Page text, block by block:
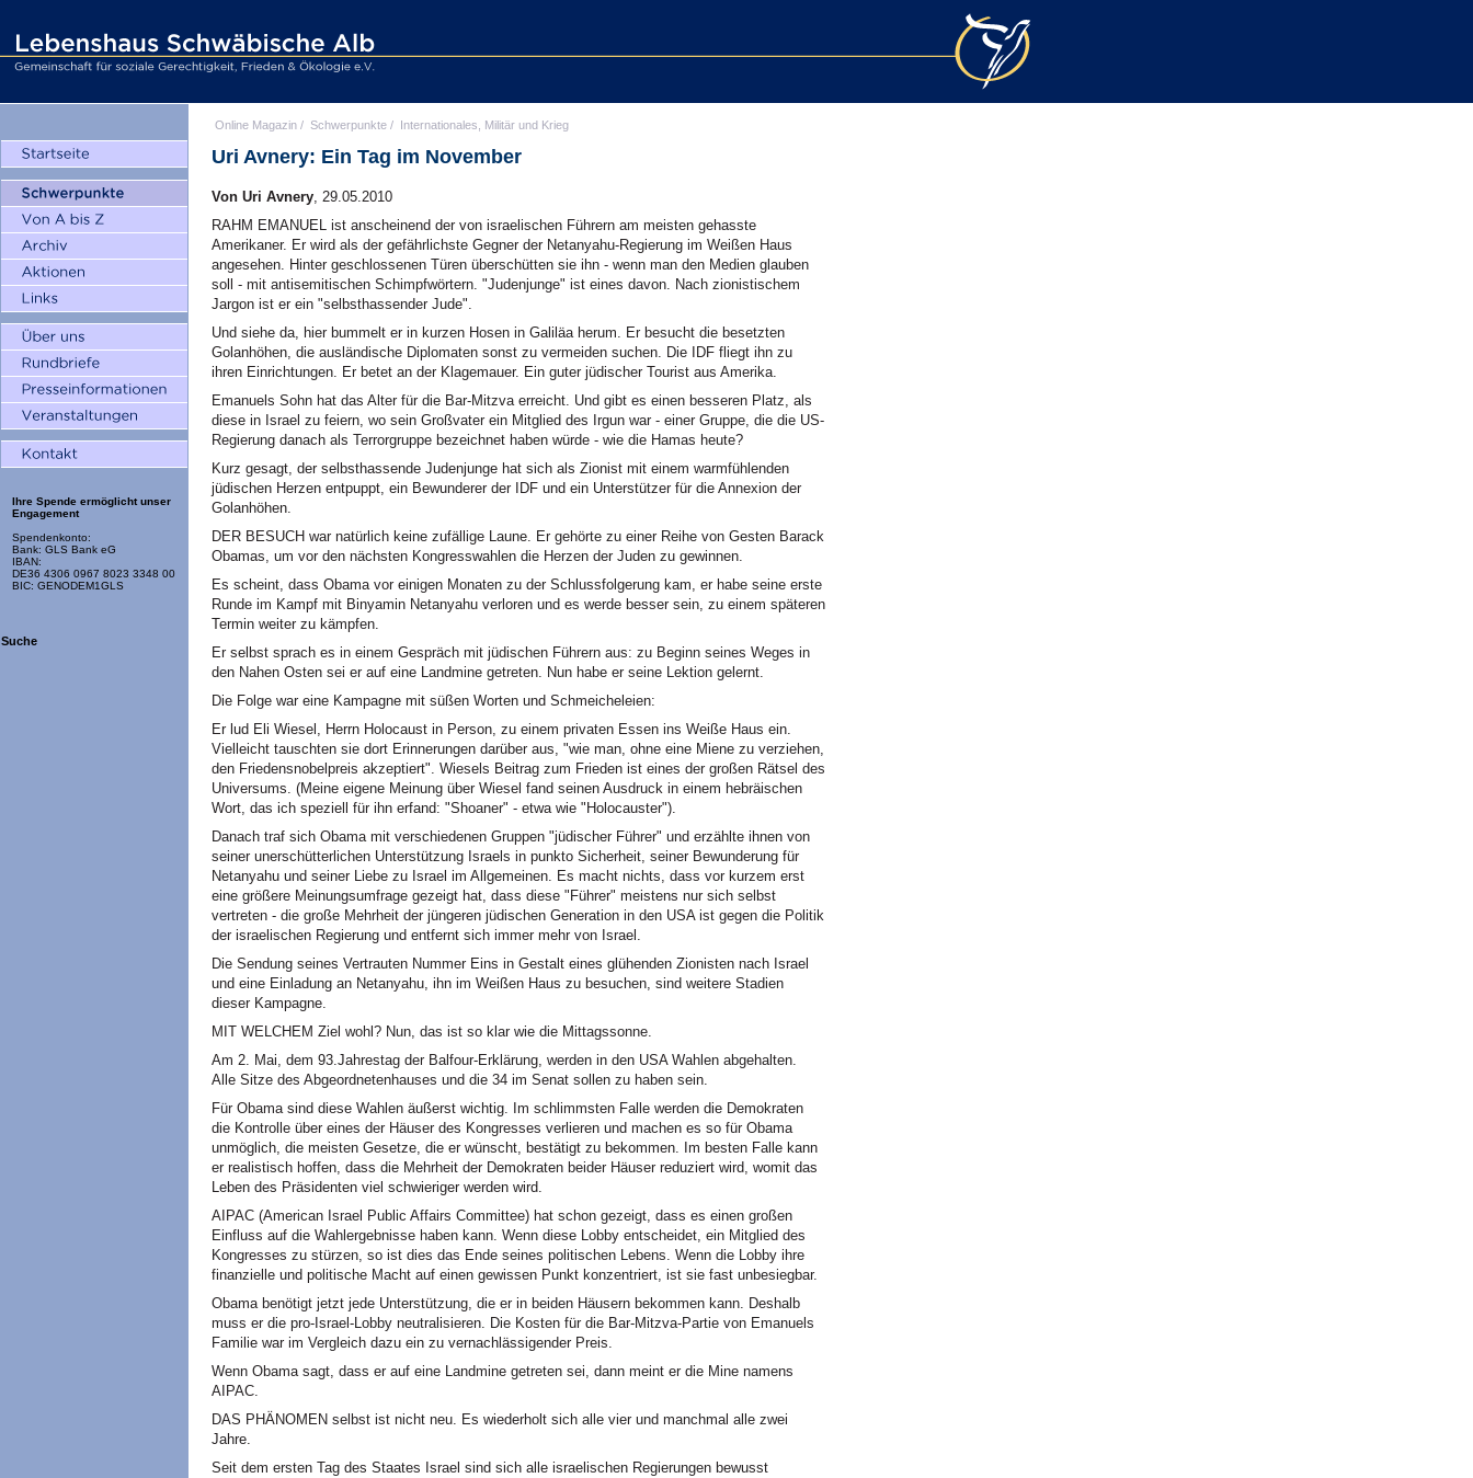
Ihre Spende ermöglicht unser
Engagement
Spendenkonto:
Bank: GLS Bank eG
IBAN:
DE36 4306 0967 8023 3348 00
BIC: GENODEM1GLS
Suche
Online Magazin / Schwerpunkte / Internationales, Militär und Krieg
Uri Avnery: Ein Tag im November
Von Uri Avnery, 29.05.2010
RAHM EMANUEL ist anscheinend der von israelischen Führern am meisten gehasste
Amerikaner. Er wird als der gefährlichste Gegner der Netanyahu-Regierung im Weißen Haus
angesehen. Hinter geschlossenen Türen überschütten sie ihn - wenn man den Medien glauben
soll - mit antisemitischen Schimpfwörtern. "Judenjunge" ist eines davon. Nach zionistischem
Jargon ist er ein "selbsthassender Jude".
Und siehe da, hier bummelt er in kurzen Hosen in Galiläa herum. Er besucht die besetzten
Golanhöhen, die ausländische Diplomaten sonst zu vermeiden suchen. Die IDF fliegt ihn zu
ihren Einrichtungen. Er betet an der Klagemauer. Ein guter jüdischer Tourist aus Amerika.
Emanuels Sohn hat das Alter für die Bar-Mitzva erreicht. Und gibt es einen besseren Platz, als
diese in Israel zu feiern, wo sein Großvater ein Mitglied des Irgun war - einer Gruppe, die die US-
Regierung danach als Terrorgruppe bezeichnet haben würde - wie die Hamas heute?
Kurz gesagt, der selbsthassende Judenjunge hat sich als Zionist mit einem warmfühlenden
jüdischen Herzen entpuppt, ein Bewunderer der IDF und ein Unterstützer für die Annexion der
Golanhöhen.
DER BESUCH war natürlich keine zufällige Laune. Er gehörte zu einer Reihe von Gesten Barack
Obamas, um vor den nächsten Kongresswahlen die Herzen der Juden zu gewinnen.
Es scheint, dass Obama vor einigen Monaten zu der Schlussfolgerung kam, er habe seine erste
Runde im Kampf mit Binyamin Netanyahu verloren und es werde besser sein, zu einem späteren
Termin weiter zu kämpfen.
Er selbst sprach es in einem Gespräch mit jüdischen Führern aus: zu Beginn seines Weges in
den Nahen Osten sei er auf eine Landmine getreten. Nun habe er seine Lektion gelernt.
Die Folge war eine Kampagne mit süßen Worten und Schmeicheleien:
Er lud Eli Wiesel, Herrn Holocaust in Person, zu einem privaten Essen ins Weiße Haus ein.
Vielleicht tauschten sie dort Erinnerungen darüber aus, "wie man, ohne eine Miene zu verziehen,
den Friedensnobelpreis akzeptiert". Wiesels Beitrag zum Frieden ist eines der großen Rätsel des
Universums. (Meine eigene Meinung über Wiesel fand seinen Ausdruck in einem hebräischen
Wort, das ich speziell für ihn erfand: "Shoaner" - etwa wie "Holocauster").
Danach traf sich Obama mit verschiedenen Gruppen "jüdischer Führer" und erzählte ihnen von
seiner unerschütterlichen Unterstützung Israels in punkto Sicherheit, seiner Bewunderung für
Netanyahu und seiner Liebe zu Israel im Allgemeinen. Es macht nichts, dass vor kurzem erst
eine größere Meinungsumfrage gezeigt hat, dass diese "Führer" meistens nur sich selbst
vertreten - die große Mehrheit der jüngeren jüdischen Generation in den USA ist gegen die Politik
der israelischen Regierung und entfernt sich immer mehr von Israel.
Die Sendung seines Vertrauten Nummer Eins in Gestalt eines glühenden Zionisten nach Israel
und eine Einladung an Netanyahu, ihn im Weißen Haus zu besuchen, sind weitere Stadien
dieser Kampagne.
MIT WELCHEM Ziel wohl? Nun, das ist so klar wie die Mittagssonne.
Am 2. Mai, dem 93.Jahrestag der Balfour-Erklärung, werden in den USA Wahlen abgehalten.
Alle Sitze des Abgeordnetenhauses und die 34 im Senat sollen zu haben sein.
Für Obama sind diese Wahlen äußerst wichtig. Im schlimmsten Falle werden die Demokraten
die Kontrolle über eines der Häuser des Kongresses verlieren und machen es so für Obama
unmöglich, die meisten Gesetze, die er wünscht, bestätigt zu bekommen. Im besten Falle kann
er realistisch hoffen, dass die Mehrheit der Demokraten beider Häuser reduziert wird, womit das
Leben des Präsidenten viel schwieriger werden wird.
AIPAC (American Israel Public Affairs Committee) hat schon gezeigt, dass es einen großen
Einfluss auf die Wahlergebnisse haben kann. Wenn diese Lobby entscheidet, ein Mitglied des
Kongresses zu stürzen, so ist dies das Ende seines politischen Lebens. Wenn die Lobby ihre
finanzielle und politische Macht auf einen gewissen Punkt konzentriert, ist sie fast unbesiegbar.
Obama benötigt jetzt jede Unterstützung, die er in beiden Häusern bekommen kann. Deshalb
muss er die pro-Israel-Lobby neutralisieren. Die Kosten für die Bar-Mitzva-Partie von Emanuels
Familie war im Vergleich dazu ein zu vernachlässigender Preis.
Wenn Obama sagt, dass er auf eine Landmine getreten sei, dann meint er die Mine namens
AIPAC.
DAS PHÄNOMEN selbst ist nicht neu. Es wiederholt sich alle vier und manchmal alle zwei
Jahre.
Seit dem ersten Tag des Staates Israel sind sich alle israelischen Regierungen bewusst